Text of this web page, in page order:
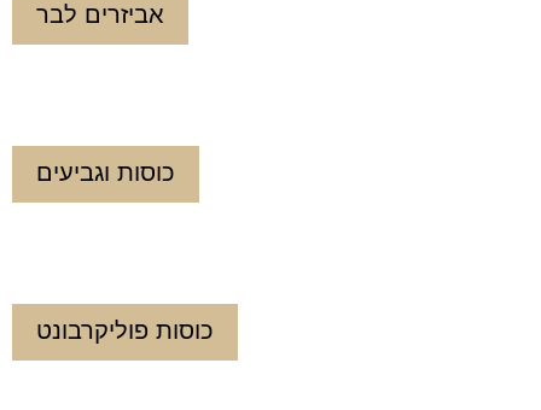
אביזרים לבר
כוסות וגביעים
כוסות פוליקרבונט